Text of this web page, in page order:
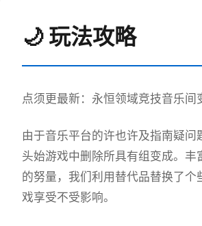
🌙 玩法攻略
点须更最新：永恒领域竞技音乐间
由于音乐平台的许也许及指南疑问
头始游戏中删除所具有组变成。丰
的努量，我们利用替代品替换了个
戏享受不受影响。